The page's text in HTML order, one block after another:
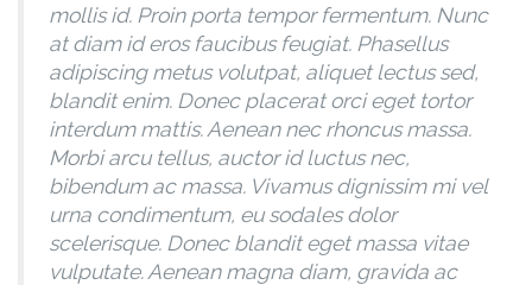
mollis id. Proin porta tempor fermentum. Nunc
at diam id eros faucibus feugiat. Phasellus
adipiscing metus volutpat, aliquet lectus sed,
blandit enim. Donec placerat orci eget tortor
interdum mattis. Aenean nec rhoncus massa.
Morbi arcu tellus, auctor id luctus nec,
bibendum ac massa. Vivamus dignissim mi vel
urna condimentum, eu sodales dolor
scelerisque. Donec blandit eget massa vitae
vulputate. Aenean magna diam, gravida ac